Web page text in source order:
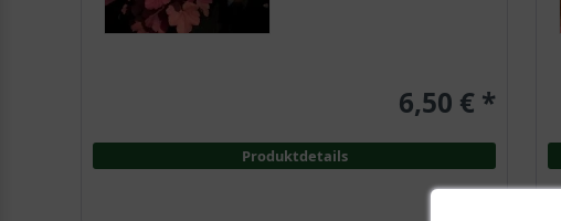
6,50 € *
Produktdetails